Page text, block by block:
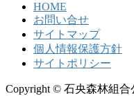
HOME
お問い合せ
サイトマップ
個人情報保護方針
サイトポリシー
Copyright © 石央森林組